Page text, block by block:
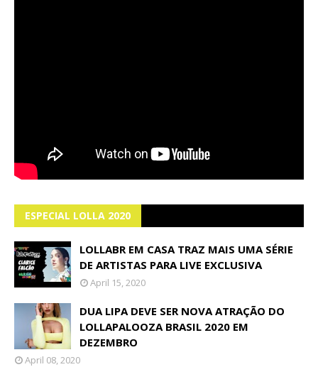
ESPECIAL LOLLA 2020
LOLLABR EM CASA TRAZ MAIS UMA SÉRIE
DE ARTISTAS PARA LIVE EXCLUSIVA
April 15, 2020
DUA LIPA DEVE SER NOVA ATRAÇÃO DO
LOLLAPALOOZA BRASIL 2020 EM
DEZEMBRO
April 08, 2020